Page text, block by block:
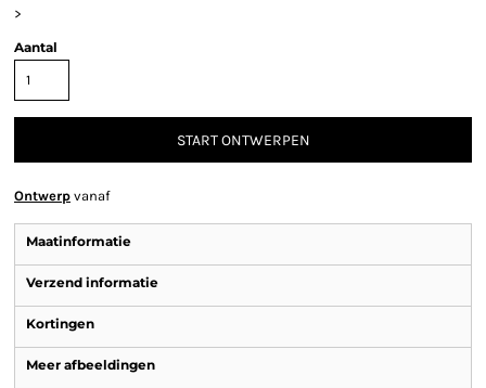
>
Aantal
START ONTWERPEN
Ontwerp vanaf
Maatinformatie
Verzend informatie
Kortingen
Meer afbeeldingen